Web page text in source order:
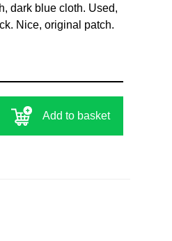
dark blue cloth. Used,
Nice, original patch.
Add to basket